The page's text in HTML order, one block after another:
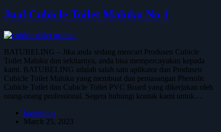
Jual Cubicle Toilet Maluku No 1
BATUBELING – Jika anda sedang mencari Produsen Cubicle
Toilet Maluku dan sekitarnya, anda bisa mempercayakan kepada
kami. BATUBELING adalah salah satu aplikator dan Produsen
Cubicle Toilet Maluku yang membuat dan pemasangan Phenolic
Cubicle Toilet dan Cubicle Toilet PVC Board yang dikerjakan oleh
orang-orang professional. Segera hubungi kontak kami untuk…
batubeling
March 25, 2023